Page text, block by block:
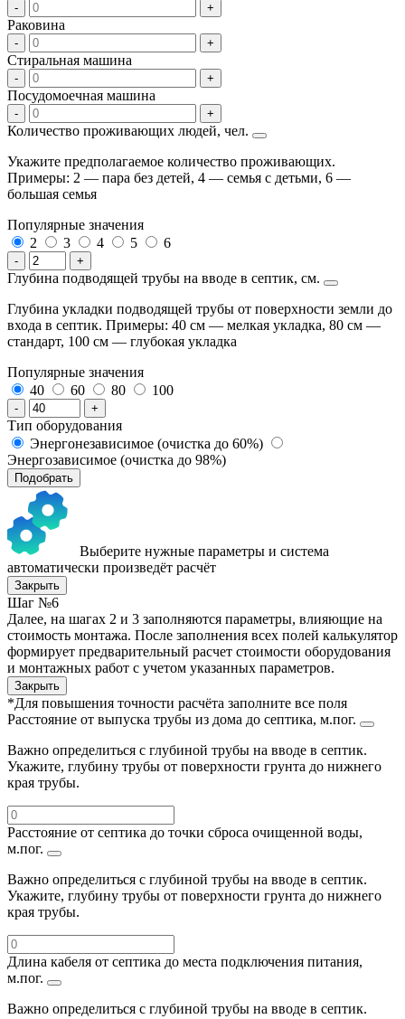
- +
Раковина
- +
Стиральная машина
- +
Посудомоечная машина
- +
Количество проживающих людей, чел.
Укажите предполагаемое количество проживающих.
Примеры: 2 — пара без детей, 4 — семья с детьми, 6 —
большая семья
Популярные значения
2
3 4 5 6
- +
Глубина подводящей трубы на вводе в септик, см.
Глубина укладки подводящей трубы от поверхности земли до
входа в септик. Примеры: 40 см — мелкая укладка, 80 см —
стандарт, 100 см — глубокая укладка
Популярные значения
40
60 80 100
- +
Тип оборудования
Энергонезависимое (очистка до 60%)
Энергозависимое (очистка до 98%)
Подобрать
Выберите нужные параметры и система
автоматически произведёт расчёт
Закрыть
Шаг №6
Далее, на шагах 2 и 3 заполняются параметры, влияющие на
стоимость монтажа. После заполнения всех полей калькулятор
формирует предварительный расчет стоимости оборудования
и монтажных работ с учетом указанных параметров.
Закрыть
*Для повышения точности расчёта заполните все поля
Расстояние от выпуска трубы из дома до септика, м.пог.
Важно определиться с глубиной трубы на вводе в септик.
Укажите, глубину трубы от поверхности грунта до нижнего
края трубы.
Расстояние от септика до точки сброса очищенной воды,
м.пог.
Важно определиться с глубиной трубы на вводе в септик.
Укажите, глубину трубы от поверхности грунта до нижнего
края трубы.
Длина кабеля от септика до места подключения питания,
м.пог.
Важно определиться с глубиной трубы на вводе в септик.